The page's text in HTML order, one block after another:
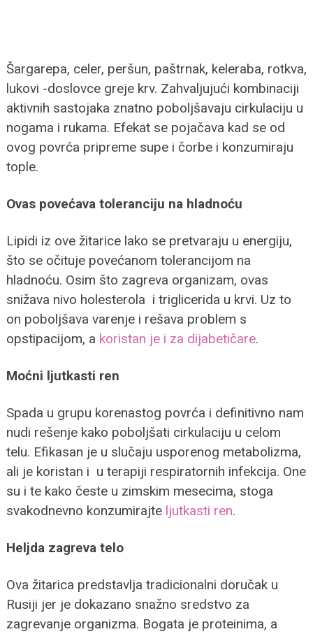
Šargarepa, celer, peršun, paštrnak, keleraba, rotkva,
lukovi -doslovce greje krv. Zahvaljujući kombinaciji
aktivnih sastojaka znatno poboljšavaju cirkulaciju u
nogama i rukama. Efekat se pojačava kad se od
ovog povrća pripreme supe i čorbe i konzumiraju
tople.
Ovas povećava toleranciju na hladnoću
Lipidi iz ove žitarice lako se pretvaraju u energiju,
što se očituje povećanom tolerancijom na
hladnoću. Osim što zagreva organizam, ovas
snižava nivo holesterola i triglicerida u krvi. Uz to
on poboljšava varenje i rešava problem s
opstipacijom, a koristan je i za dijabetičare.
Moćni ljutkasti ren
Spada u grupu korenastog povrća i definitivno nam
nudi rešenje kako poboljšati cirkulaciju u celom
telu. Efikasan je u slučaju usporenog metabolizma,
ali je koristan i u terapiji respiratornih infekcija. One
su i te kako česte u zimskim mesecima, stoga
svakodnevno konzumirajte ljutkasti ren.
Heljda zagreva telo
Ova žitarica predstavlja tradicionalni doručak u
Rusiji jer je dokazano snažno sredstvo za
zagrevanje organizma. Bogata je proteinima, a